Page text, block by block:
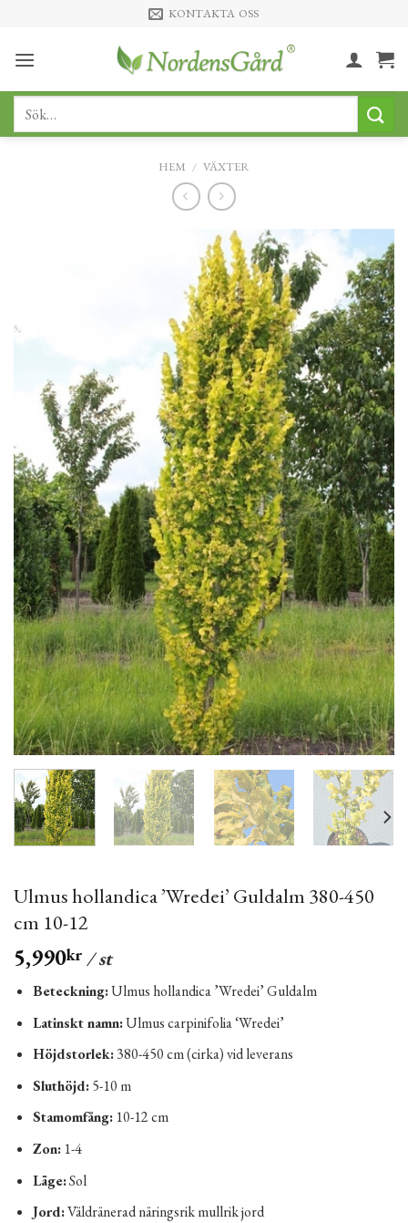
content
KONTAKTA OSS
Sök
HEM / VÄXTER
Ulmus hollandica ’Wredei’ Guldalm 380-450
cm 10-12
5,990kr / st
Beteckning:Ulmus hollandica ’Wredei’ Guldalm
Latinskt namn:Ulmus carpinifolia ‘Wredei’
Höjdstorlek:380-450 cm (cirka) vid leverans
Sluthöjd:5-10 m
Stamomfång:10-12 cm
Zon:1-4
Läge:Sol
Jord:Väldränerad näringsrik mullrik jord